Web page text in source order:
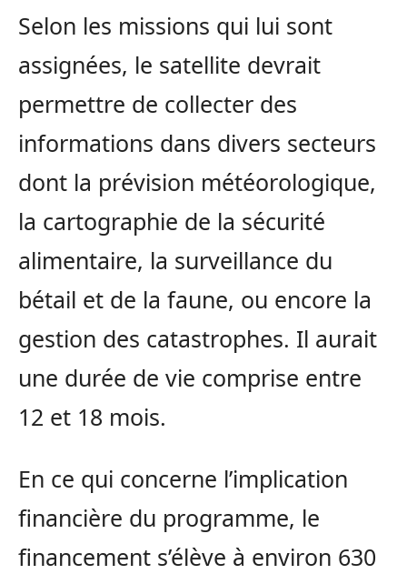
Selon les missions qui lui sont
assignées, le satellite devrait
permettre de collecter des
informations dans divers secteurs
dont la prévision météorologique,
la cartographie de la sécurité
alimentaire, la surveillance du
bétail et de la faune, ou encore la
gestion des catastrophes. Il aurait
une durée de vie comprise entre
12 et 18 mois.
En ce qui concerne l’implication
financière du programme, le
financement s’élève à environ 630